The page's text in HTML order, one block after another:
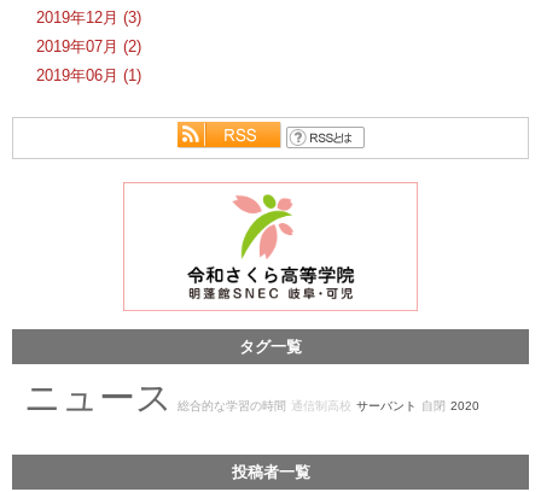
2019年12月 (3)
2019年07月 (2)
2019年06月 (1)
タグ一覧
ニュース 総合的な学習の時間 通信制高校 サーバント 自閉 2020
投稿者一覧